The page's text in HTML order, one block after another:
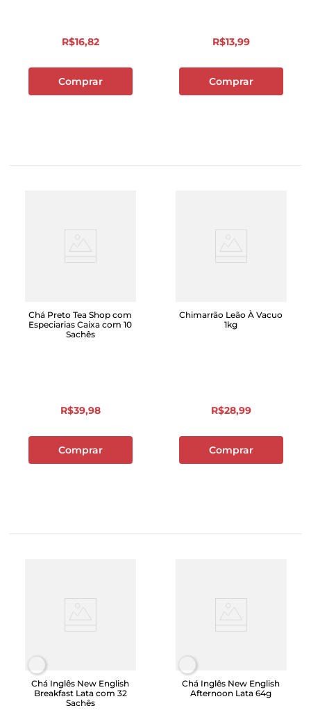
R$16,82
Comprar
R$13,99
Comprar
Chá Preto Tea Shop com
Especiarias Caixa com 10
Sachês
R$39,98
Comprar
Chimarrão Leão À Vacuo
1kg
R$28,99
Comprar
Chá Inglês New English
Breakfast Lata com 32
Sachês
Chá Inglês New English
Afternoon Lata 64g